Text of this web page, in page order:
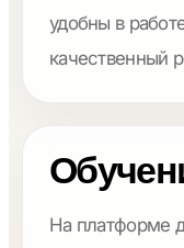
удобны в
качественный
На платформе